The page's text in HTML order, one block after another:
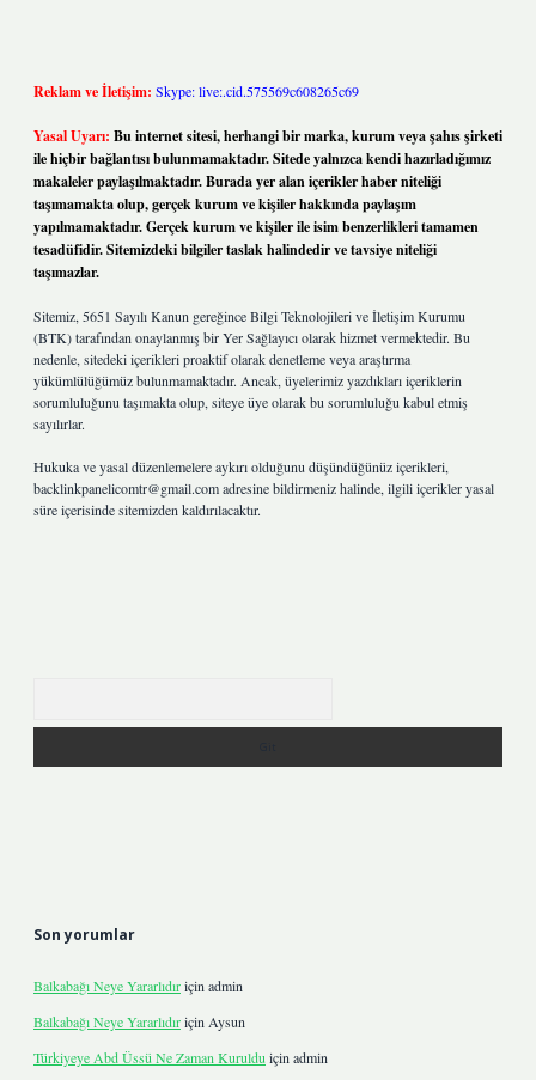
Reklam ve İletişim: Skype: live:.cid.575569c608265c69
Yasal Uyarı: Bu internet sitesi, herhangi bir marka, kurum veya şahıs şirketi
ile hiçbir bağlantısı bulunmamaktadır. Sitede yalnızca kendi hazırladığımız
makaleler paylaşılmaktadır. Burada yer alan içerikler haber niteliği
taşımamakta olup, gerçek kurum ve kişiler hakkında paylaşım
yapılmamaktadır. Gerçek kurum ve kişiler ile isim benzerlikleri tamamen
tesadüfidir. Sitemizdeki bilgiler taslak halindedir ve tavsiye niteliği
taşımazlar.
Sitemiz, 5651 Sayılı Kanun gereğince Bilgi Teknolojileri ve İletişim Kurumu
(BTK) tarafından onaylanmış bir Yer Sağlayıcı olarak hizmet vermektedir. Bu
nedenle, sitedeki içerikleri proaktif olarak denetleme veya araştırma
yükümlülüğümüz bulunmamaktadır. Ancak, üyelerimiz yazdıkları içeriklerin
sorumluluğunu taşımakta olup, siteye üye olarak bu sorumluluğu kabul etmiş
sayılırlar.
Hukuka ve yasal düzenlemelere aykırı olduğunu düşündüğünüz içerikleri,
backlinkpanelicomtr@gmail.comadresine bildirmeniz halinde, ilgili içerikler yasal
süre içerisinde sitemizden kaldırılacaktır.
Son yorumlar
Balkabağı Neye Yararlıdıriçin admin
Balkabağı Neye Yararlıdıriçin Aysun
Türkiyeye Abd Üssü Ne Zaman Kuruldu için admin